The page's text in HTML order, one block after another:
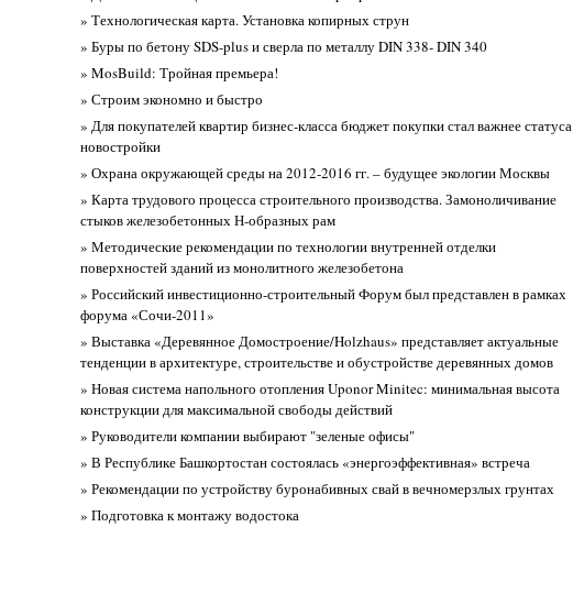
» Технологическая карта. Установка копирных струн
» Буры по бетону SDS-plus и сверла по металлу DIN 338- DIN 340
» MosBuild: Тройная премьера!
» Строим экономно и быстро
» Для покупателей квартир бизнес-класса бюджет покупки стал важнее статуса
новостройки
» Охрана окружающей среды на 2012-2016 гг. – будущее экологии Москвы
» Карта трудового процесса строительного производства. Замоноличивание
стыков железобетонных Н-образных рам
» Методические рекомендации по технологии внутренней отделки
поверхностей зданий из монолитного железобетона
» Российский инвестиционно-строительный Форум был представлен в рамках
форума «Сочи-2011»
» Выставка «Деревянное Домостроение/Holzhaus» представляет актуальные
тенденции в архитектуре, строительстве и обустройстве деревянных домов
» Новая система напольного отопления Uponor Minitec: минимальная высота
конструкции для максимальной свободы действий
» Руководители компании выбирают "зеленые офисы"
» В Республике Башкортостан состоялась «энергоэффективная» встреча
» Рекомендации по устройству буронабивных свай в вечномерзлых грунтах
» Подготовка к монтажу водостока